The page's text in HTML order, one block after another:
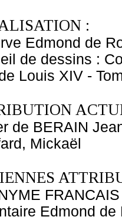
:
Edmond de
de dessins :
Louis XIV -
de BERAIN
Mickaël
FRANCAIS
Edmond